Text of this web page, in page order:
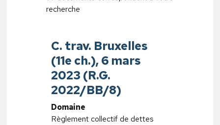
recherche
C. trav. Bruxelles
(11e ch.), 6 mars
2023 (R.G.
2022/BB/8)
Domaine
Règlement collectif de dettes